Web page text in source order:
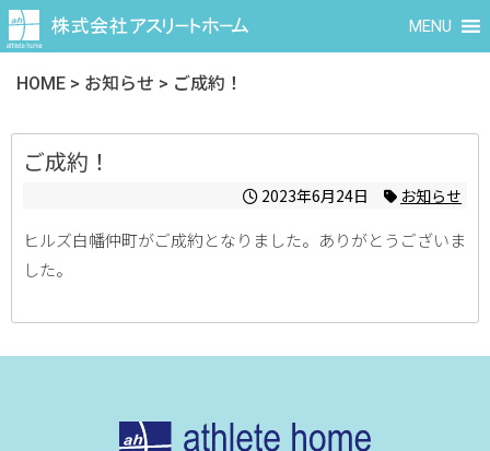
MENU
HOME > お知らせ > ご成約！
ご成約！
2023年6月24日 お知らせ
ヒルズ白幡仲町がご成約となりました。ありがとうございま
した。